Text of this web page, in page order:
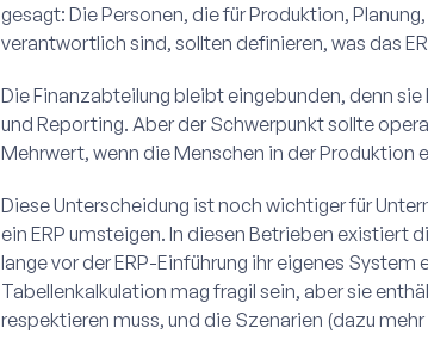
gesagt: Die Personen, die für Produktion,
verantwortlich sind, sollten definieren, was das
Die Finanzabteilung bleibt eingebunden, denn
und Reporting. Aber der Schwerpunkt sollte
Mehrwert, wenn die Menschen in der Produktion
Diese Unterscheidung ist noch wichtiger für
ein ERP umsteigen. In diesen Betrieben existiert
lange vor der ERP-Einführung ihr eigenes
Tabellenkalkulation mag fragil sein, aber sie
respektieren muss, und die Szenarien (dazu